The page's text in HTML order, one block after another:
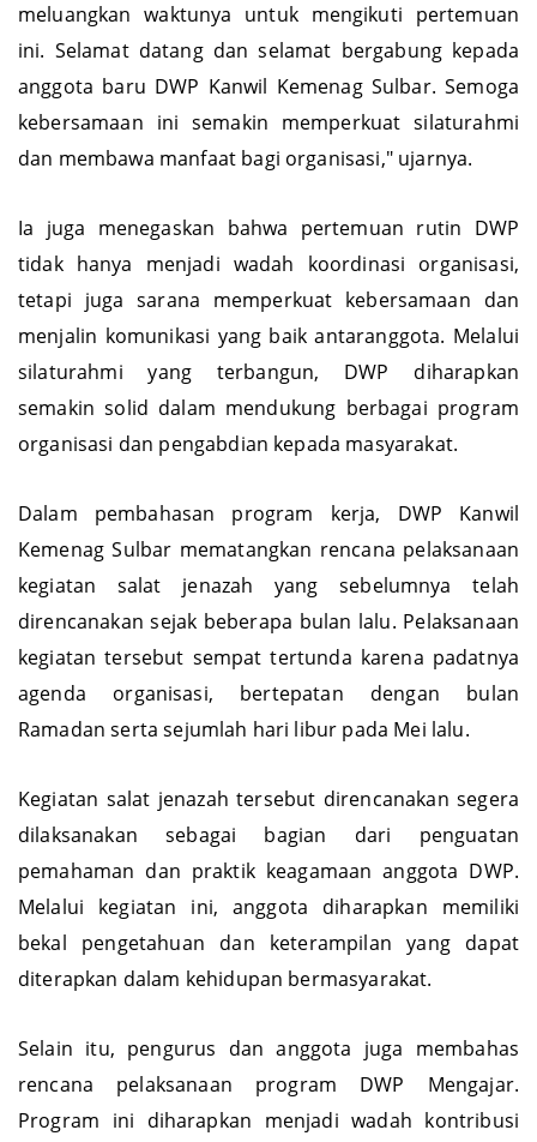
meluangkan waktunya untuk mengikuti pertemuan
ini. Selamat datang dan selamat bergabung kepada
anggota baru DWP Kanwil Kemenag Sulbar. Semoga
kebersamaan ini semakin memperkuat silaturahmi
dan membawa manfaat bagi organisasi," ujarnya.
Ia juga menegaskan bahwa pertemuan rutin DWP
tidak hanya menjadi wadah koordinasi organisasi,
tetapi juga sarana memperkuat kebersamaan dan
menjalin komunikasi yang baik antaranggota. Melalui
silaturahmi yang terbangun, DWP diharapkan
semakin solid dalam mendukung berbagai program
organisasi dan pengabdian kepada masyarakat.
Dalam pembahasan program kerja, DWP Kanwil
Kemenag Sulbar mematangkan rencana pelaksanaan
kegiatan salat jenazah yang sebelumnya telah
direncanakan sejak beberapa bulan lalu. Pelaksanaan
kegiatan tersebut sempat tertunda karena padatnya
agenda organisasi, bertepatan dengan bulan
Ramadan serta sejumlah hari libur pada Mei lalu.
Kegiatan salat jenazah tersebut direncanakan segera
dilaksanakan sebagai bagian dari penguatan
pemahaman dan praktik keagamaan anggota DWP.
Melalui kegiatan ini, anggota diharapkan memiliki
bekal pengetahuan dan keterampilan yang dapat
diterapkan dalam kehidupan bermasyarakat.
Selain itu, pengurus dan anggota juga membahas
rencana pelaksanaan program DWP Mengajar.
Program ini diharapkan menjadi wadah kontribusi